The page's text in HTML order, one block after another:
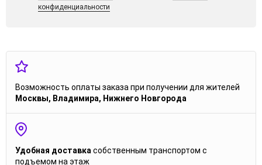
конфиденциальности
Возможность оплаты заказа при получении для жителей
Москвы, Владимира, Нижнего Новгорода
Удобная доставка собственным транспортом с
подъемом на этаж